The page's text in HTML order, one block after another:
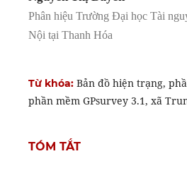
Phân hiệu Trường Đại học Tài
Nội tại Thanh Hóa
Từ khóa: Bản đồ hiện trạng,
phần mềm GPsurvey 3.1, xã
TÓM TẮT